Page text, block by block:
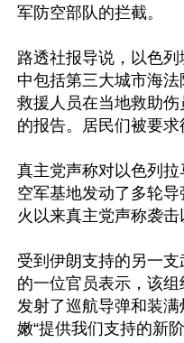
军防空部队的拦截。
路透社报导说，以色
中包括第三大城市海法
救援人员在当地救助
的报告。居民们被要求
真主党声称对以色列拉
空军基地发动了多轮
火以来真主党声称袭击
受到伊朗支持的另一
的一位官员表示，该
发射了巡航导弹和装
嫩“提供我们支持的新阶